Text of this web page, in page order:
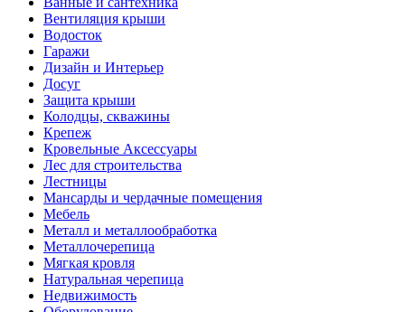
Вентиляция крыши
Водосток
Гаражи
Дизайн и Интерьер
Досуг
Защита крыши
Колодцы, скважины
Крепеж
Кровельные Аксессуары
Лес для строительства
Лестницы
Мансарды и чердачные помещения
Мебель
Металл и металлообработка
Металлочерепица
Мягкая кровля
Натуральная черепица
Недвижимость